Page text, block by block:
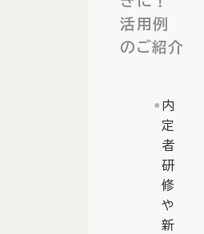
活用例
のご紹介
内
定
者
研
修
や
新